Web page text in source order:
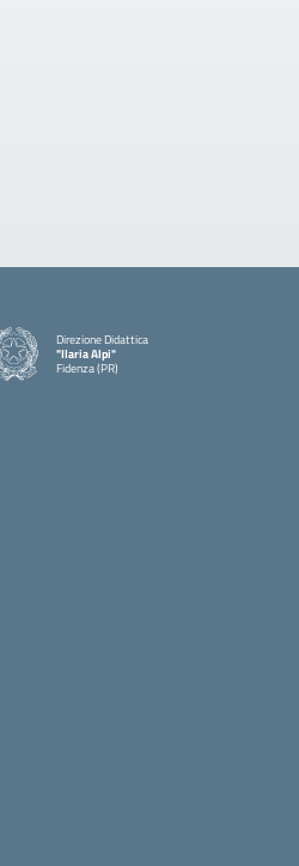
Direzione Didattica
"Ilaria Alpi"
Fidenza (PR)